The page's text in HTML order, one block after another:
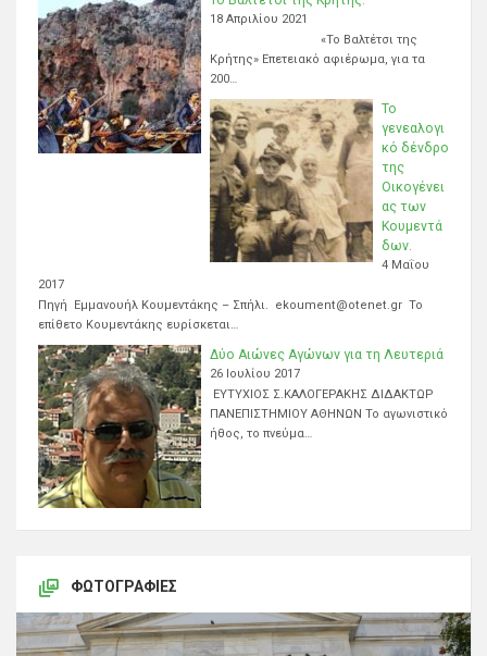
18 Απριλίου 2021
«Το Βαλτέτσι της
Κρήτης» Επετειακό αφιέρωμα, για τα
200…
Το
γενεαλογι
κό δένδρο
της
Οικογένει
ας των
Κουμεντά
δων.
4 Μαΐου
2017
Πηγή Εμμανουήλ Κουμεντάκης – Σπήλι. ekoument@otenet.gr Το
επίθετο Κουμεντάκης ευρίσκεται…
Δύο Αιώνες Αγώνων για τη Λευτεριά
26 Ιουλίου 2017
ΕΥΤΥΧΙΟΣ Σ.ΚΑΛΟΓΕΡΑΚΗΣ ΔΙΔΑΚΤΩΡ
ΠΑΝΕΠΙΣΤΗΜΙΟΥ ΑΘΗΝΩΝ Το αγωνιστικό
ήθος, το πνεύμα…
ΦΩΤΟΓΡΑΦΊΕΣ